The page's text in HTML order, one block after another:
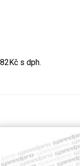
s dph.